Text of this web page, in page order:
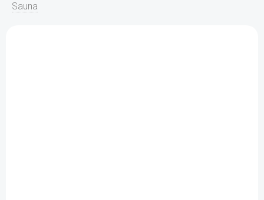
Sauna